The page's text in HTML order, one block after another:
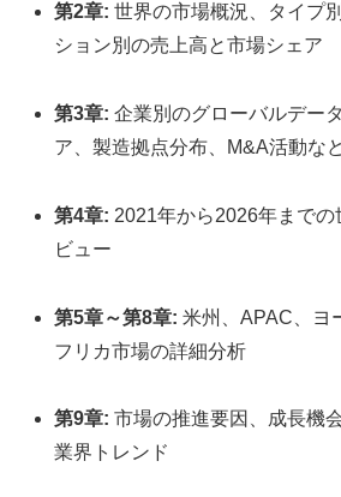
第2章: 世界の市場概況、タイプ
ション別の売上高と市場シェア
第3章: 企業別のグローバルデー
ア、製造拠点分布、M&A活動な
第4章: 2021年から2026年までの
ビュー
第5章～第8章: 米州、APAC、ヨ
フリカ市場の詳細分析
第9章: 市場の推進要因、成長機
業界トレンド